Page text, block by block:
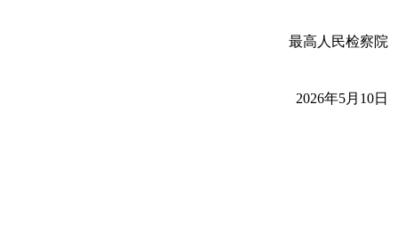
最高人民检察院
2026年5月10日